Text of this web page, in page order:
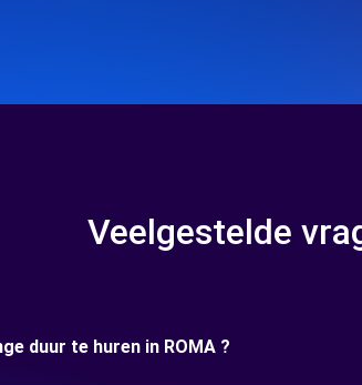
Veelgestelde
duur te huren in ROMA ?